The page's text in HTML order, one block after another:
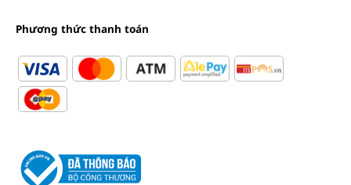
Phương thức thanh toán